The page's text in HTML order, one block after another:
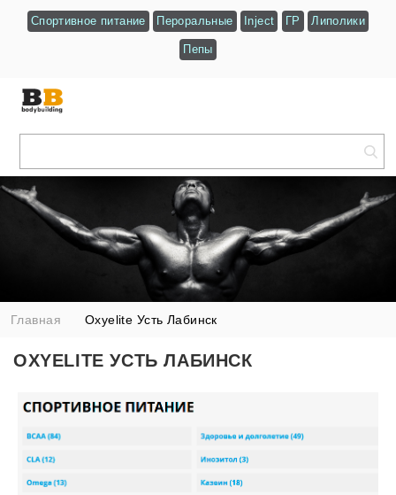
Спортивное питание Пероральные Inject ГР Липолики
Пепы
Главная Oxyelite Усть Лабинск
OXYELITE УСТЬ ЛАБИНСК